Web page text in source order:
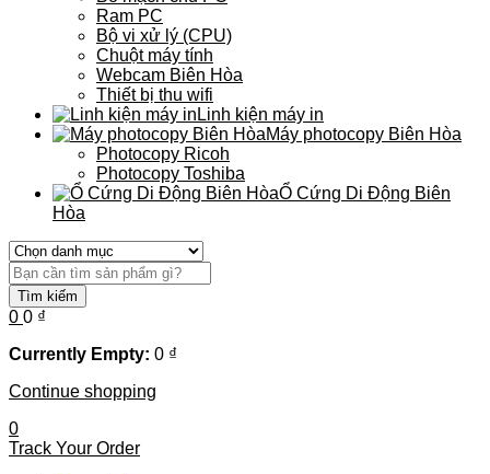
Ram PC
Bộ vi xử lý (CPU)
Chuột máy tính
Webcam Biên Hòa
Thiết bị thu wifi
Linh kiện máy in
Máy photocopy Biên Hòa
Photocopy Ricoh
Photocopy Toshiba
Ổ Cứng Di Động Biên
Hòa
Tìm kiếm
0 0 ₫
Currently Empty: 0 ₫
Continue shopping
0
Track Your Order